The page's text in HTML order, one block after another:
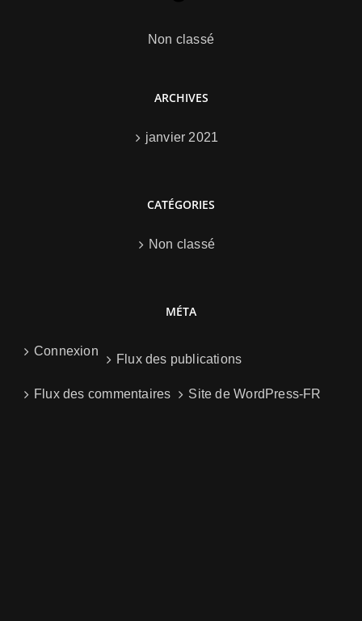
Non classé
ARCHIVES
janvier 2021
CATÉGORIES
Non classé
MÉTA
Connexion
Flux des publications
Flux des commentaires Site de WordPress-FR